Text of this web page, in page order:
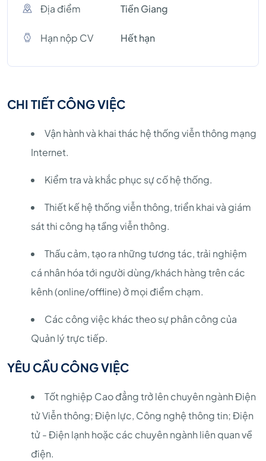
Địa điểm Tiền Giang
Hạn nộp CV Hết hạn
CHI TIẾT CÔNG VIỆC
Vận hành và khai thác hệ thống viễn thông mạng
Internet.
Kiểm tra và khắc phục sự cố hệ thống.
Thiết kế hệ thống viễn thông, triển khai và giám
sát thi công hạ tầng viễn thông.
Thấu cảm, tạo ra những tương tác, trải nghiệm
cá nhân hóa tới người dùng/khách hàng trên các
kênh (online/offline) ở mọi điểm chạm.
Các công việc khác theo sự phân công của
Quản lý trực tiếp.
YÊU CẦU CÔNG VIỆC
Tốt nghiệp Cao đẳng trở lên chuyên ngành Điện
tử Viễn thông; Điện lực, Công nghệ thông tin; Điện
tử - Điện lạnh hoặc các chuyên ngành liên quan về
điện.